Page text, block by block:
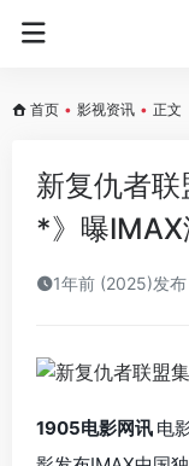
首页 • 影视资讯 • 正文
新复仇者
*》曝IMAX
1年前 (2025)发布
1905电影网讯 电